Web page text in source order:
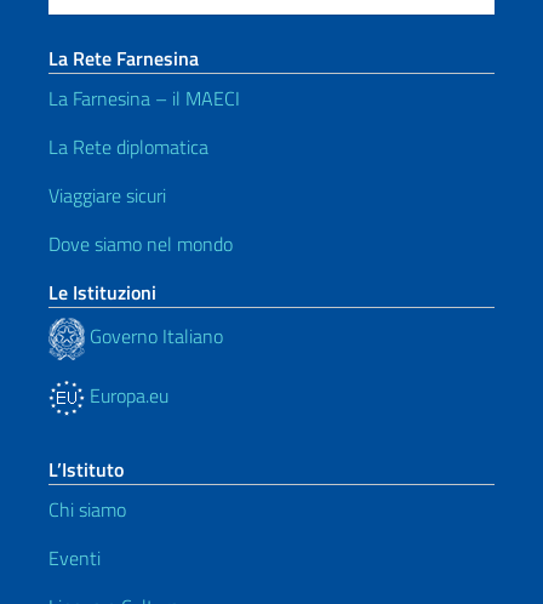
La Rete Farnesina
La Farnesina – il MAECI
La Rete diplomatica
Viaggiare sicuri
Dove siamo nel mondo
Le Istituzioni
Governo Italiano
Europa.eu
L’Istituto
Chi siamo
Eventi